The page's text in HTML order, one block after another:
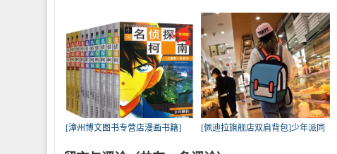
【班
[漳州博文图书专营店漫画书籍]
[佩迪拉旗舰店双肩背包]少年派同